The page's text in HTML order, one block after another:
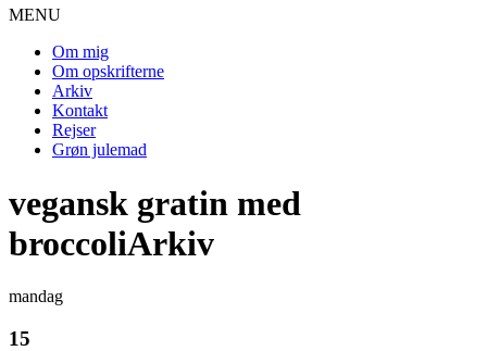
MENU
Om mig
Om opskrifterne
Arkiv
Kontakt
Rejser
Grøn julemad
vegansk gratin med
broccoliArkiv
mandag
15